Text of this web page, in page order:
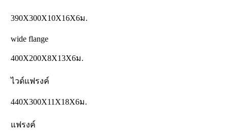
390X300X10X16X6ม.
wide flange
400X200X8X13X6ม.
ไวด์แฟรงค์
440X300X11X18X6ม.
แฟรงค์